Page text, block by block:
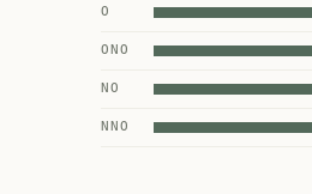
O
ONO
NO
NNO